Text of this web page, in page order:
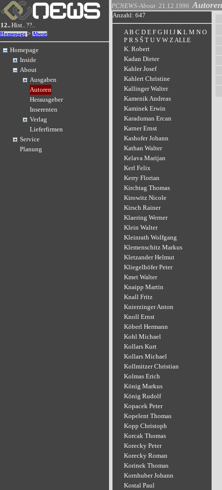
12..Hist..??..
Homepage > About
Homepage
Inside
About
Ausgaben
Autoren
Herausgeber
Inserenten
Verlag
Lieferfirmen
Service
Planung
PCNEWS-About 21.12.1996 Autoren
Anzahl: 647
A B C D E F G H I J K L M N O
P R S Š T U V W ZALLE
K. Robert
Kadan Dieter
Kahler Josef
Kahlert Christine
Kallinger Walter
Kamenik Andreas
Kaminek Erwin
Karaduman Ercan
Karner Ernst
Kashofer Johann
Kathan Walter
Kelava Marijan
Kerl Felix
Kerry Florian
Kirchtag Thomas
Kirowitz Nicole
Kirsch Rainer
Klaering Werner
Klein Walter
Kleinrath Wolfgang
Klemenschitz Markus
Kletzander Helmut
Kliegelhöfer Peter
Kmet Walter
Knaipp Martin
Knall Fritz
Knierzinger Anton
Knoll Ernst
Köberl Hermann
Kohl Michael
Kollars Kurt
Kollars Michael
Kollmitzer Christian
Kolmas Erich
König Markus
König Rudolf
Kopacek Peter
Kopelent Thomas
Kopp Christoph
Korcak Thomas
Korecky Peter
Korecky Roman
Korinek Thomas
Kornhuber Johann
Kostal Paul